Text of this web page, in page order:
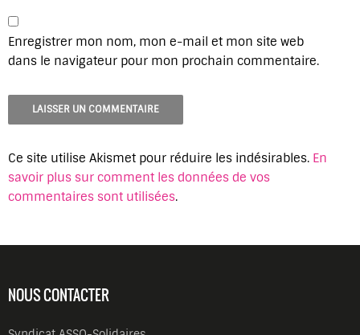
Enregistrer mon nom, mon e-mail et mon site web
dans le navigateur pour mon prochain commentaire.
Ce site utilise Akismet pour réduire les indésirables. En
savoir plus sur comment les données de vos
commentaires sont utilisées.
NOUS CONTACTER